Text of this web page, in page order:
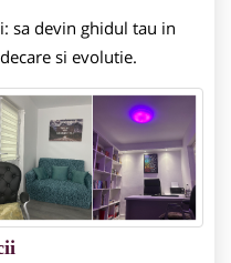
sa devin ghidul tau in
si evolutie.